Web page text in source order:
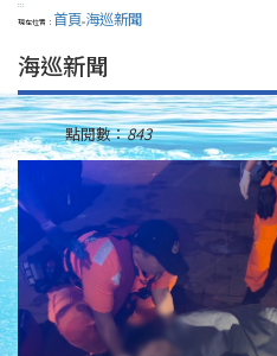
:::
現在位置： 首頁>海巡新聞
海巡新聞
點閱數：843